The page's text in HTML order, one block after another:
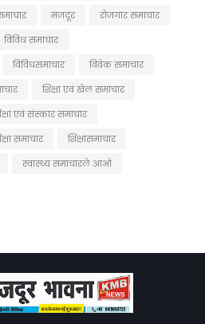
मजदूर
रोजगार समाचार
विविध समाचार
विविधसमाचार
विवेक समाचार
शिक्षा एवं खेल समाचार
एवं संस्कार समाचार
समाचार
शिक्षासमाचार
स्वास्थ्य समाचारले आओ